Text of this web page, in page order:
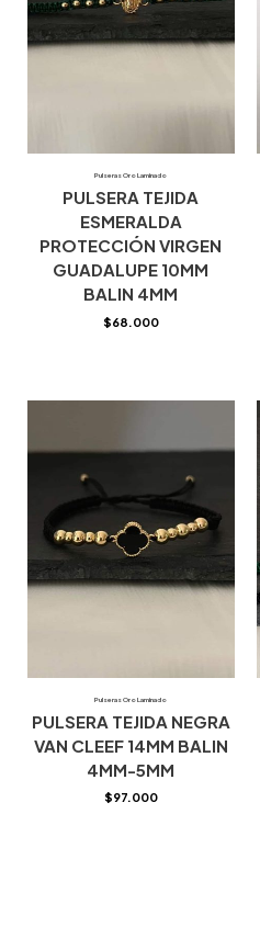
Pulseras Oro Laminado
PULSERA TEJIDA
ESMERALDA
PROTECCIÓN VIRGEN
GUADALUPE 10MM
BALIN 4MM
$68.000
Pulseras Oro Laminado
PULSERA TEJIDA NEGRA
VAN CLEEF 14MM BALIN
4MM-5MM
$97.000